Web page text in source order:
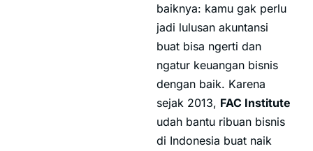
baiknya: kamu gak perlu
jadi lulusan akuntansi
buat bisa ngerti dan
ngatur keuangan bisnis
dengan baik. Karena
sejak 2013, FAC Institute
udah bantu ribuan bisnis
di Indonesia buat naik